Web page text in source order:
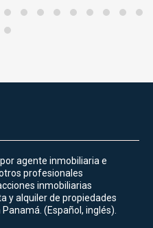
agente inmobiliaria e
profesionales
inmobiliarias
y alquiler de propiedades
(Español, inglés).